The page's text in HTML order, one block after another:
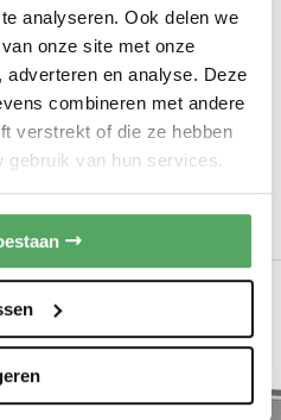
analyseren. Ook delen we
onze site met onze
en analyse. Deze
combineren met andere
verstrekt of die ze hebben
gebruik van hun services.
(mm) 1168 x 508 x 319
1145 x 485
(zonder motorbox) (mm) 133
inbouwhoogte:
verkrijgbaar)
Novy garantie (na registratie
Plafondunit
5 jaar garantie
Op bestelling leverbaar
120 cm breed
Naloopstand
GEDACHT?